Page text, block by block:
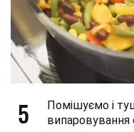
5
Помішуємо і
випаровування